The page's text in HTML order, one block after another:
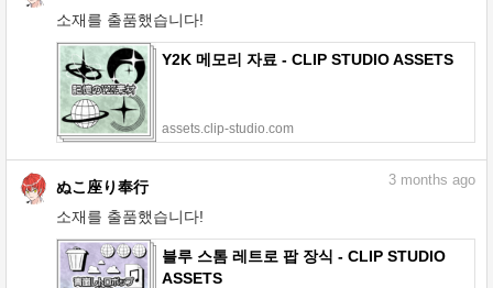
소재를 출품했습니다!
Y2K 메모리 자료 - CLIP STUDIO ASSETS
assets.clip-studio.com
ぬこ座り奉行
소재를 출품했습니다!
3 months ago
블루 스톰 레트로 팝 장식 - CLIP STUDIO
ASSETS